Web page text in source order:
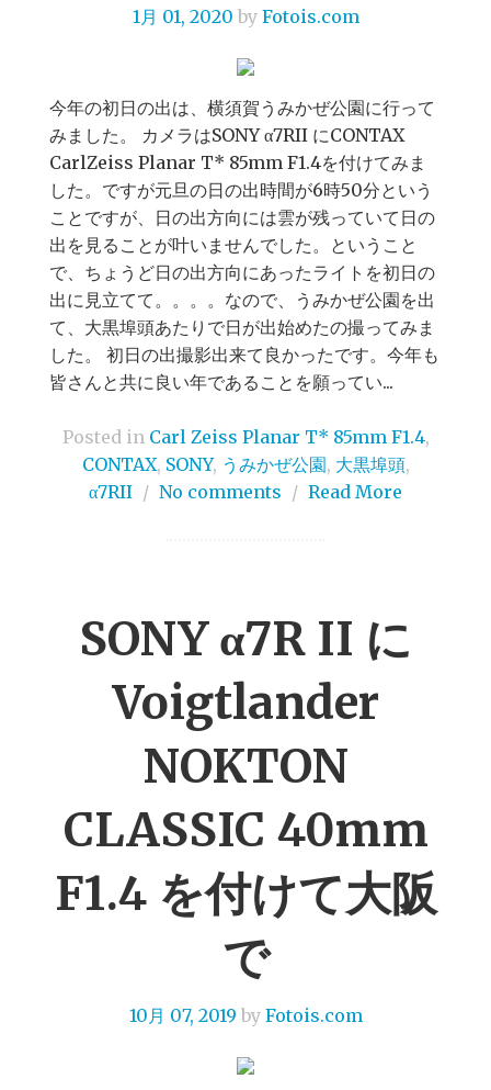
1月 01, 2020 by Fotois.com
今年の初日の出は、横須賀うみかぜ公園に行って
みました。 カメラはSONY α7RII にCONTAX
CarlZeiss Planar T* 85mm F1.4を付けてみま
した。ですが元旦の日の出時間が6時50分という
ことですが、日の出方向には雲が残っていて日の
出を見ることが叶いませんでした。ということ
で、ちょうど日の出方向にあったライトを初日の
出に見立てて。。。。なので、うみかぜ公園を出
て、大黒埠頭あたりで日が出始めたの撮ってみま
した。 初日の出撮影出来て良かったです。今年も
皆さんと共に良い年であることを願ってい...
Posted in Carl Zeiss Planar T* 85mm F1.4,
CONTAX, SONY, うみかぜ公園, 大黒埠頭,
α7RII / No comments / Read More
SONY α7R II に
Voigtlander
NOKTON
CLASSIC 40mm
F1.4 を付けて大阪
で
10月 07, 2019 by Fotois.com